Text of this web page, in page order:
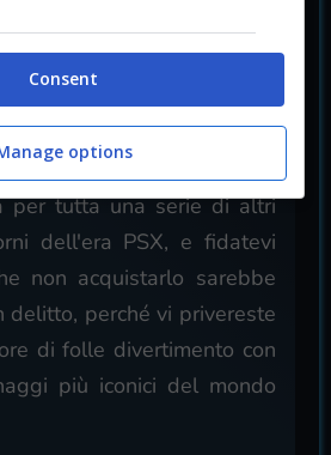
si sentiva assolutamente il
trilogie più amate, una
disponibile per le nuove
Questo cofanetto è
per tutta una serie di altri
dell'era PSX, e fidatevi
non acquistarlo sarebbe
delitto, perché vi privereste
di folle divertimento con
più iconici del mondo
Consent
options